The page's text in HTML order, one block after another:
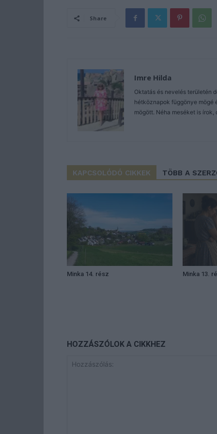
Share
Imre Hilda
Oktatás és nevelés területén
hétköznapok függönye mögé
mögött. Néha meséket is
KAPCSOLÓDÓ CIKKEK TÖBB A
Minka 14. rész Minka 13.
HOZZÁSZÓLOK A CIKKHEZ